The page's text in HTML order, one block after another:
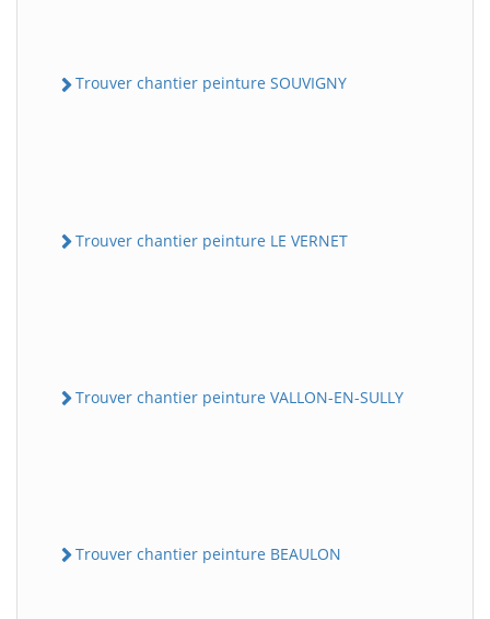
Trouver chantier peinture SOUVIGNY
Trouver chantier peinture LE VERNET
Trouver chantier peinture VALLON-EN-SULLY
Trouver chantier peinture BEAULON